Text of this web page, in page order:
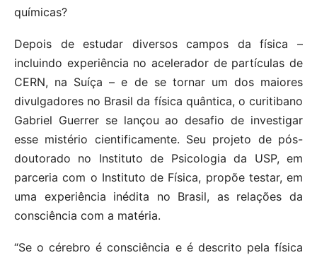
químicas?
Depois de estudar diversos campos da física –
incluindo experiência no acelerador de partículas de
CERN, na Suíça – e de se tornar um dos maiores
divulgadores no Brasil da física quântica, o curitibano
Gabriel Guerrer se lançou ao desafio de investigar
esse mistério cientificamente. Seu projeto de pós-
doutorado no Instituto de Psicologia da USP, em
parceria com o Instituto de Física, propõe testar, em
uma experiência inédita no Brasil, as relações da
consciência com a matéria.
“Se o cérebro é consciência e é descrito pela física